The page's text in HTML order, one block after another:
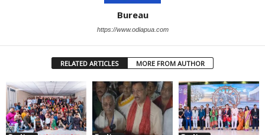
Bureau
https://www.odiapua.com
RELATED ARTICLES MORE FROM AUTHOR